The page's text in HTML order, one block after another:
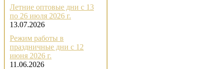
Летние оптовые дни с 13
по 26 июля 2026 г.
13.07.2026
Режим работы в
праздничные дни с 12
июня 2026 г.
11.06.2026